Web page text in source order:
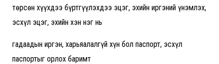
төрсөн хүүхдээ бүртгүүлэхдээ эцэг, эхийн иргэний үнэмлэх,
эсхүл эцэг, эхийн хэн нэг нь
гадаадын иргэн, харьяалалгүй хүн бол паспорт, эсхүл
паспортыг орлох баримт